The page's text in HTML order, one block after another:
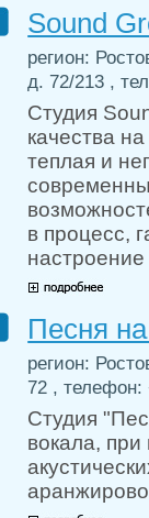
Sound
регион:
д. 72/213 ,
Студия
качества
теплая и
в процесс,
настроение
Песня
регион:
72 ,
Студия
вокала,